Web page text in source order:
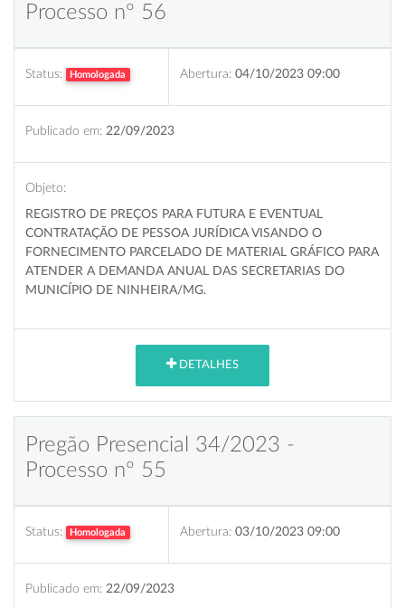
Processo nº 56
Status: Homologada Abertura: 04/10/2023 09:00
Publicado em: 22/09/2023
Objeto:
REGISTRO DE PREÇOS PARA FUTURA E EVENTUAL
CONTRATAÇÃO DE PESSOA JURÍDICA VISANDO O
FORNECIMENTO PARCELADO DE MATERIAL GRÁFICO PARA
ATENDER A DEMANDA ANUAL DAS SECRETARIAS DO
MUNICÍPIO DE NINHEIRA/MG.
DETALHES
Pregão Presencial 34/2023 -
Processo nº 55
Status: Homologada Abertura: 03/10/2023 09:00
Publicado em: 22/09/2023